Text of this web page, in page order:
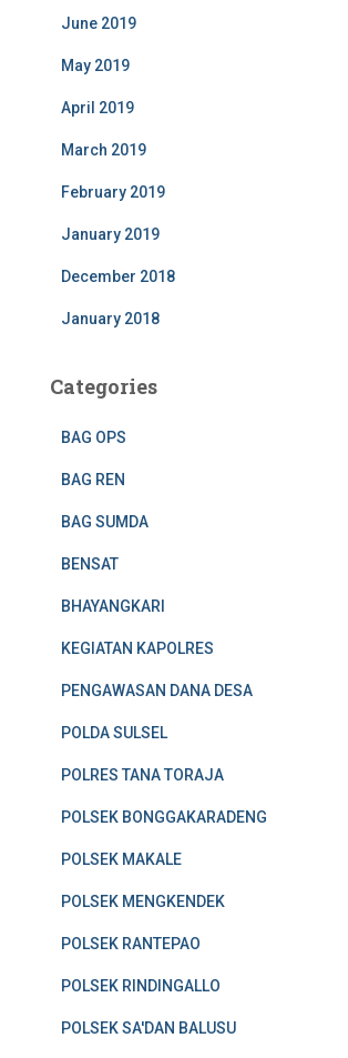
June 2019
May 2019
April 2019
March 2019
February 2019
January 2019
December 2018
January 2018
Categories
BAG OPS
BAG REN
BAG SUMDA
BENSAT
BHAYANGKARI
KEGIATAN KAPOLRES
PENGAWASAN DANA DESA
POLDA SULSEL
POLRES TANA TORAJA
POLSEK BONGGAKARADENG
POLSEK MAKALE
POLSEK MENGKENDEK
POLSEK RANTEPAO
POLSEK RINDINGALLO
POLSEK SA'DAN BALUSU